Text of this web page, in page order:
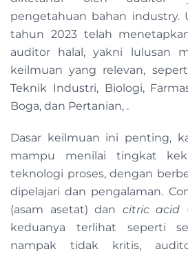
pengetahuan bahan
tahun 2023 telah
auditor halal, yakni lulusan
keilmuan yang relevan,
Teknik Industri, Biologi,
Boga, dan Pertanian, .
Dasar keilmuan ini penting,
mampu menilai tingkat
teknologi proses, dengan
dipelajari dan pengalaman.
(asam asetat) dan citric acid
keduanya terlihat seperti
nampak tidak kritis,